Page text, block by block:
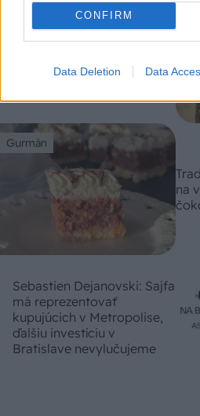
CONFIRM
Data Deletion Data
Fotopostup: Ako si
alpínsky zo semien? Výsev
Gurmán
na
Sebastien Dejanovski: Sajfa
má reprezentovať
kupujúcich v Metropolise,
ďalšiu investíciu v
Bratislave nevylučujeme